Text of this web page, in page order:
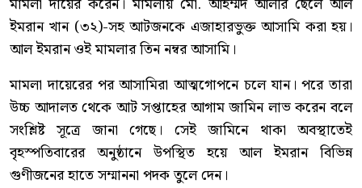
ইমরান খান (৩২)-সহ আটজনকে এজাহারভুক্ত আসামি করা হয়।
আল ইমরান ওই মামলার তিন নম্বর আসামি।
মামলা দায়েরের পর আসামিরা আত্মগোপনে চলে যান। পরে তারা
উচ্চ আদালত থেকে আট সপ্তাহের আগাম জামিন লাভ করেন বলে
সংশ্লিষ্ট সূত্রে জানা গেছে। সেই জামিনে থাকা অবস্থাতেই
বৃহস্পতিবারের অনুষ্ঠানে উপস্থিত হয়ে আল ইমরান বিভিন্ন
গুণীজনের হাতে সম্মাননা পদক তুলে দেন।